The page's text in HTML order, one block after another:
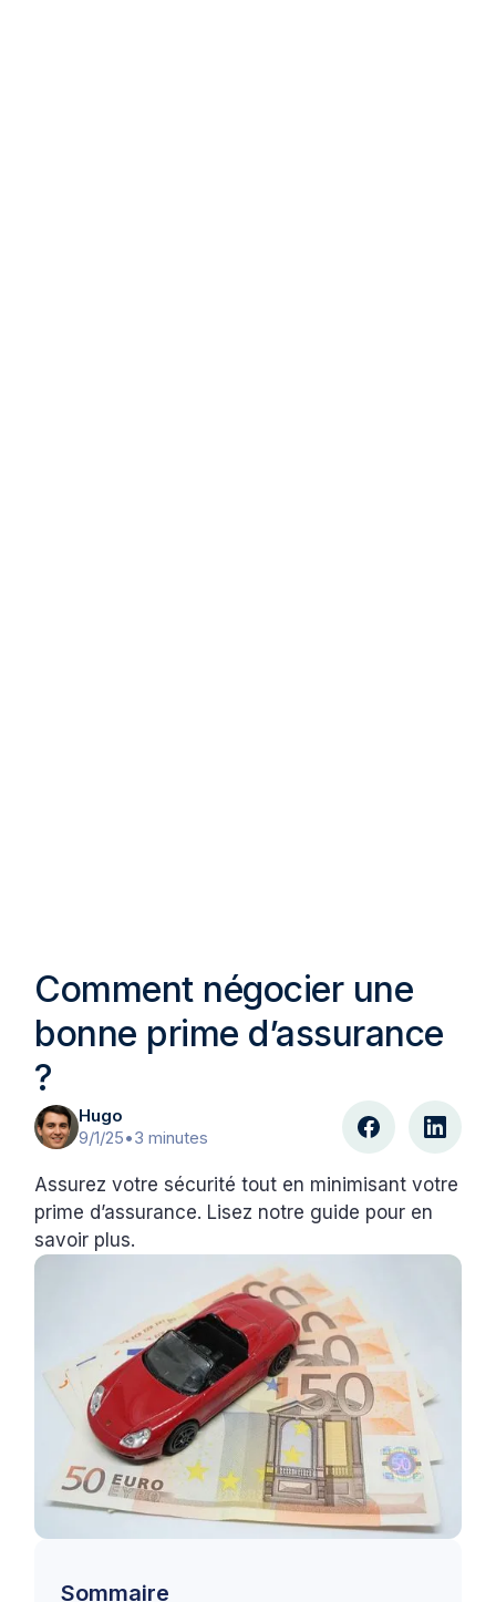
Comment négocier une
bonne prime d’assurance
?
Hugo
9/1/25•3 minutes
Assurez votre sécurité tout en minimisant votre
prime d’assurance. Lisez notre guide pour en
savoir plus.
Sommaire